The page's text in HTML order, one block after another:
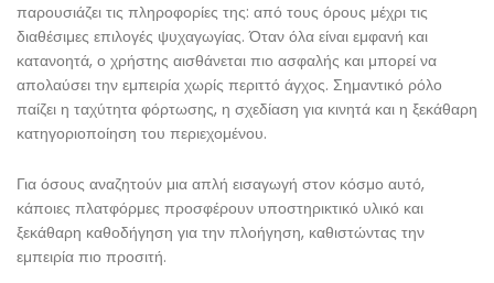
παρουσιάζει τις πληροφορίες της: από τους όρους μέχρι τις
διαθέσιμες επιλογές ψυχαγωγίας. Όταν όλα είναι εμφανή και
κατανοητά, ο χρήστης αισθάνεται πιο ασφαλής και μπορεί να
απολαύσει την εμπειρία χωρίς περιττό άγχος. Σημαντικό ρόλο
παίζει η ταχύτητα φόρτωσης, η σχεδίαση για κινητά και η ξεκάθαρη
κατηγοριοποίηση του περιεχομένου.
Για όσους αναζητούν μια απλή εισαγωγή στον κόσμο αυτό,
κάποιες πλατφόρμες προσφέρουν υποστηρικτικό υλικό και
ξεκάθαρη καθοδήγηση για την πλοήγηση, καθιστώντας την
εμπειρία πιο προσιτή.